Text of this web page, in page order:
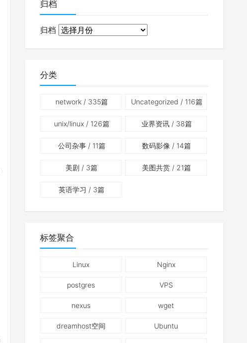
归档
归档
分类
network/ 335篇 Uncategorized / 116篇
unix/linux/ 126篇 业界资讯/ 38篇
公司杂事/ 11篇 数码影像 / 14篇
美剧 / 3篇 美图共赏 / 21篇
英语学习 / 3篇
标签聚合
Linux Nginx
postgres VPS
nexus wget
dreamhost空间 Ubuntu